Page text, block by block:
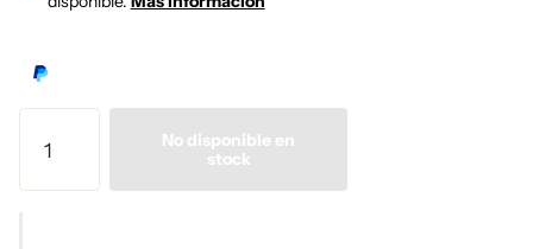
No disponible en
stock